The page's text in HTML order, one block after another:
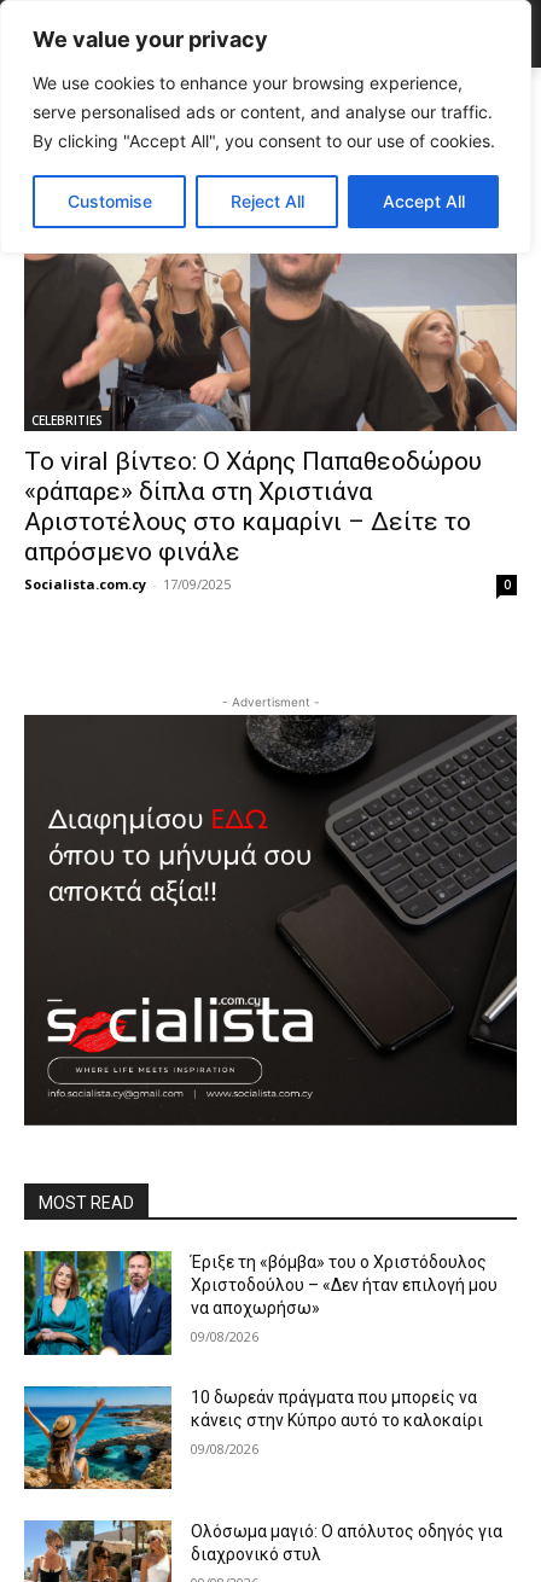
We value your privacy
We use cookies to enhance your browsing experience,
serve personalised ads or content, and analyse our traffic.
By clicking "Accept All", you consent to our use of cookies.
Customise Reject All Accept All
Tags αστείο βίντεο
Tag:αστείο βίντεο
CELEBRITIES
Το viral βίντεο: Ο Χάρης Παπαθεοδώρου
«ράπαρε» δίπλα στη Χριστιάνα
Αριστοτέλους στο καμαρίνι – Δείτε το
απρόσμενο φινάλε
Socialista.com.cy - 17/09/2025 0
- Advertisment -
MOST READ
Έριξε τη «βόμβα» του ο Χριστόδουλος
Χριστοδούλου – «Δεν ήταν επιλογή μου
να αποχωρήσω»
09/08/2026
10 δωρεάν πράγματα που μπορείς να
κάνεις στην Κύπρο αυτό το καλοκαίρι
09/08/2026
Ολόσωμα μαγιό: Ο απόλυτος οδηγός για
διαχρονικό στυλ